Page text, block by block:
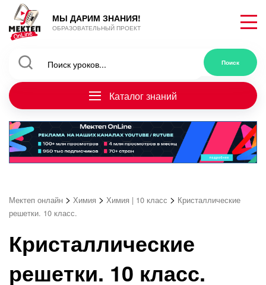
МЫ ДАРИМ ЗНАНИЯ!
ОБРАЗОВАТЕЛЬНЫЙ ПРОЕКТ
Каталог знаний
Мектеп онлайн > Химия > Химия | 10 класс > Кристаллические
решетки. 10 класс.
Кристаллические
решетки. 10 класс.